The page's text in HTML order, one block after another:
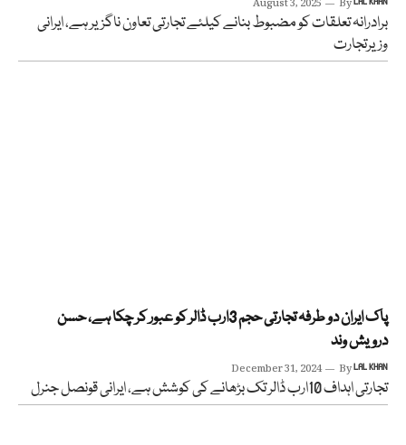
August 3, 2025 By
برادرانہ تعلقات کو مضبوط بنانے کیلئے تجارتی تعاون ناگزیر ہے، ایرانی
وزیرتجارت
پاک ایران دو طرفہ تجارتی حجم 3ارب ڈالر کو عبور کر چکا ہے، حسن
درویش وند
December 31, 2024 ByLAL KHAN
تجارتی اہداف 10ارب ڈالر تک بڑھانے کی کوشش ہے، ایرانی قونصل جنرل